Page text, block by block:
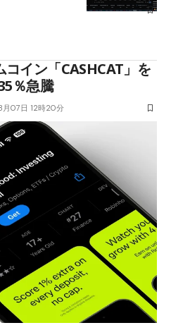
イン「CASHCAT」を
％急騰
07日 12時20分